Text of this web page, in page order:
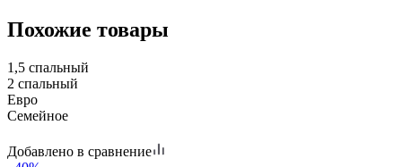
Похожие товары
1,5 спальный
2 спальный
Евро
Семейное
Добавлено в сравнение